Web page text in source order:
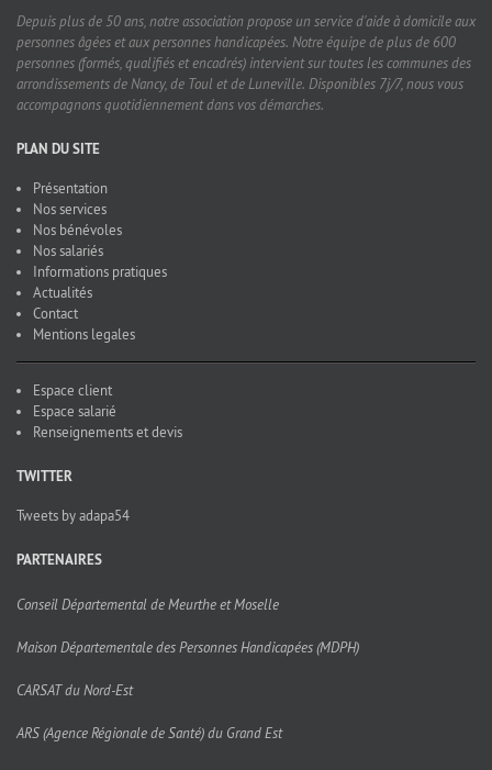
Depuis plus de 50 ans, notre association propose un service d'aide à domicile aux
personnes âgées et aux personnes handicapées. Notre équipe de plus de 600
personnes (formés, qualifiés et encadrés) intervient sur toutes les communes des
arrondissements de Nancy, de Toul et de Luneville. Disponibles 7j/7, nous vous
accompagnons quotidiennement dans vos démarches.
PLAN DU SITE
Présentation
Nos services
Nos bénévoles
Nos salariés
Informations pratiques
Actualités
Contact
Mentions legales
Espace client
Espace salarié
Renseignements et devis
TWITTER
Tweets by adapa54
PARTENAIRES
Conseil Départemental de Meurthe et Moselle
Maison Départementale des Personnes Handicapées (MDPH)
CARSAT du Nord-Est
ARS (Agence Régionale de Santé) du Grand Est